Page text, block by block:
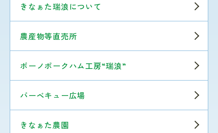
きなぁた瑞浪について
農産物等直売所
ボーノポークハム工房“瑞浪”
バーベキュー広場
きなぁた農園